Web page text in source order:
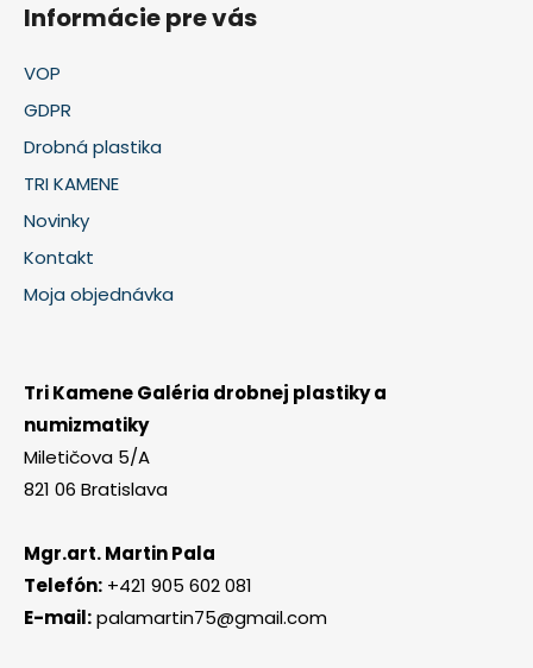
Informácie pre vás
VOP
GDPR
Drobná plastika
TRI KAMENE
Novinky
Kontakt
Moja objednávka
Tri Kamene Galéria drobnej plastiky a
numizmatiky
Miletičova 5/A
821 06 Bratislava
Mgr.art. Martin Pala
Telefón: +421 905 602 081
E-mail:palamartin75@gmail.com